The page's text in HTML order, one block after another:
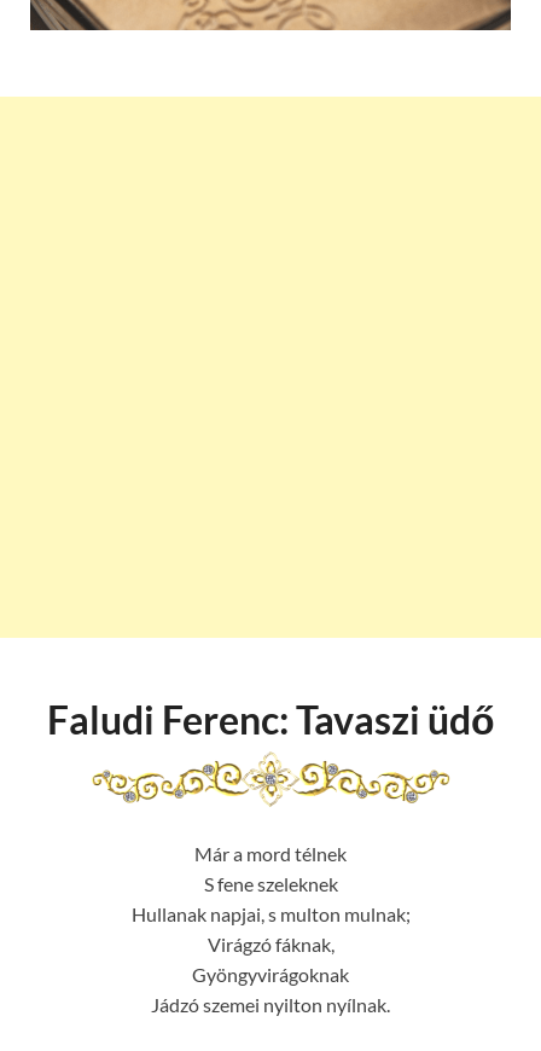
Faludi Ferenc: Tavaszi üdő
Már a mord télnek
S fene szeleknek
Hullanak napjai, s multon mulnak;
Virágzó fáknak,
Gyöngyvirágoknak
Jádzó szemei nyilton nyílnak.